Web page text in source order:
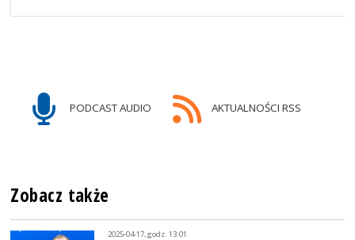
PODCAST AUDIO AKTUALNOŚCI RSS
Zobacz także
2025-04-17, godz. 13:01